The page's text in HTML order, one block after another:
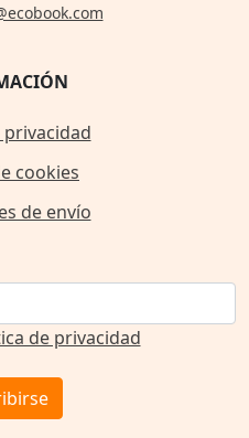
cookies
de envío
de privacidad